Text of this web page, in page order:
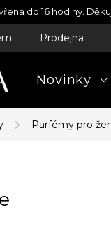
do 16 hodiny.
Prodejna
Novinky
Parfémy pro